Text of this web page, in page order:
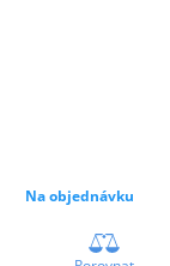
Na objednávku